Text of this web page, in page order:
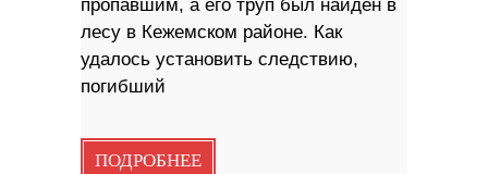
пропавшим, а его труп был найден в
лесу в Кежемском районе. Как
удалось установить следствию,
погибший
ПОДРОБНЕЕ